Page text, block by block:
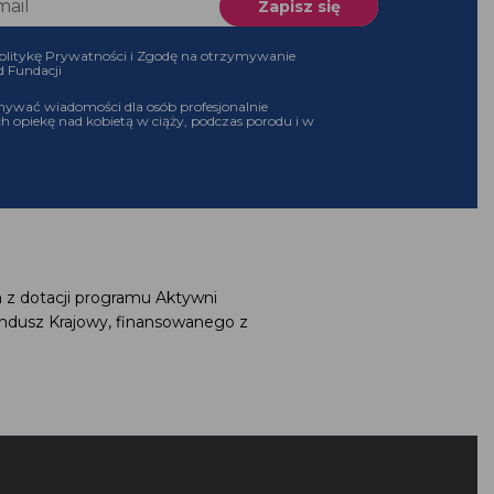
Prywatności i Zgodę na otrzymywanie
Fundacji
wiadomości dla osób profesjonalnie
opiekę nad kobietą w ciąży, podczas porodu i w
z dotacji programu Aktywni
Krajowy, finansowanego z